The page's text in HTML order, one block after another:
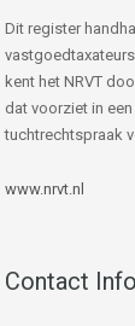
Dit register
kent het NRVT
dat voorziet in
tuchtrechtspraak
www.nrvt.nl
Contact Info